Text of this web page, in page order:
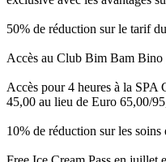
50% de réduction sur le tarif
Accès au Club Bim Bam Bino
Accès pour 4 heures à la SPA
45,00 au lieu de Euro 65,00/
10% de réduction sur les soins